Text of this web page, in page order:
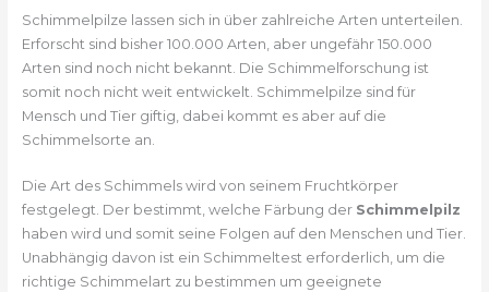
Schimmelpilze lassen sich in über zahlreiche Arten unterteilen.
Erforscht sind bisher 100.000 Arten, aber ungefähr 150.000
Arten sind noch nicht bekannt. Die Schimmelforschung ist
somit noch nicht weit entwickelt. Schimmelpilze sind für
Mensch und Tier giftig, dabei kommt es aber auf die
Schimmelsorte an.
Die Art des Schimmels wird von seinem Fruchtkörper
festgelegt. Der bestimmt, welche Färbung der Schimmelpilz
haben wird und somit seine Folgen auf den Menschen und Tier.
Unabhängig davon ist ein Schimmeltest erforderlich, um die
richtige Schimmelart zu bestimmen um geeignete